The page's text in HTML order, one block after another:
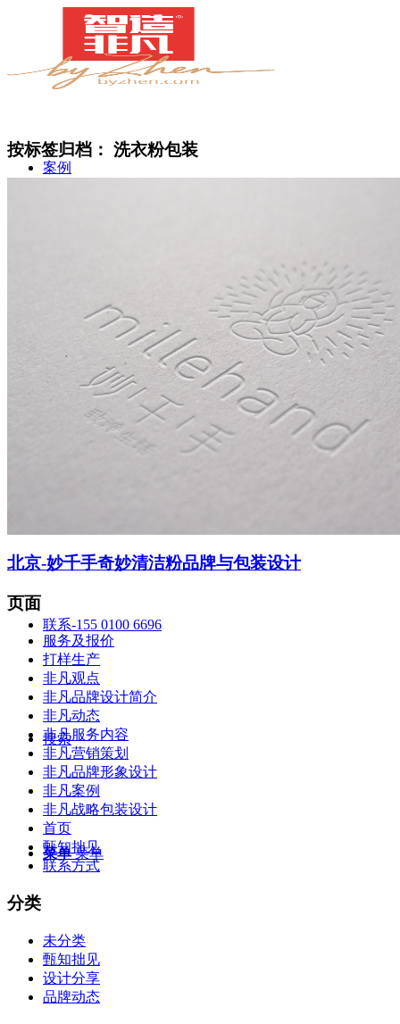
案例
甄知灼见
联系-155 0100 6696
搜索
菜单 菜单
按标签归档： 洗衣粉包装
北京-妙千手奇妙清洁粉品牌与包装设计
页面
服务及报价
打样生产
非凡观点
非凡品牌设计简介
非凡动态
非凡服务内容
非凡营销策划
非凡品牌形象设计
非凡案例
非凡战略包装设计
首页
甄知拙见
联系方式
分类
未分类
甄知拙见
设计分享
品牌动态